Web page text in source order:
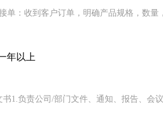
单：收到客户订单，明确产品规格，数
年以上
书1.负责公司/部门文件、通知、报告、会